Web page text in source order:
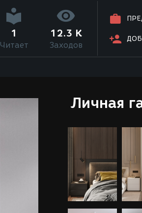
1
Читает
12.3 K
Заходов
Личная